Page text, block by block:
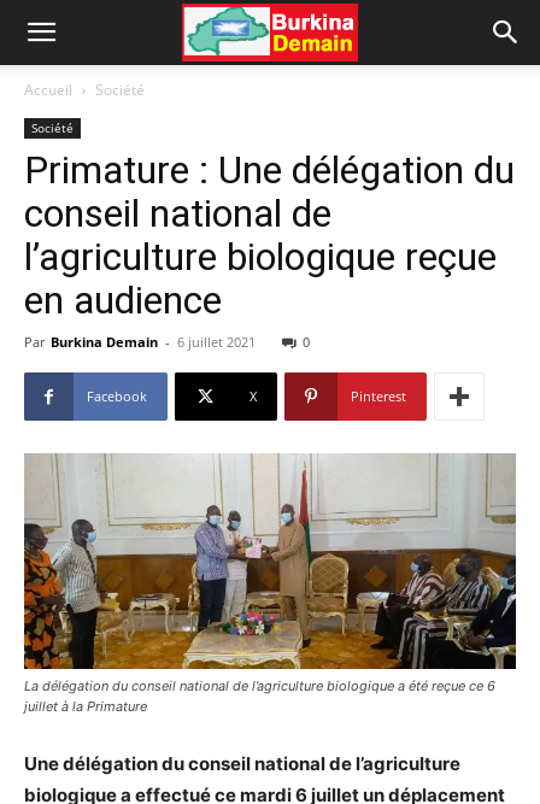
Accueil Société
Société
Primature : Une délégation du
conseil national de
l’agriculture biologique reçue
en audience
Par Burkina Demain - 6 juillet 2021 0
Facebook X Pinterest
La délégation du conseil national de l’agriculture biologique a été reçue ce 6
juillet à la Primature
Une délégation du conseil national de l’agriculture
biologique a effectué ce mardi 6 juillet un déplacement